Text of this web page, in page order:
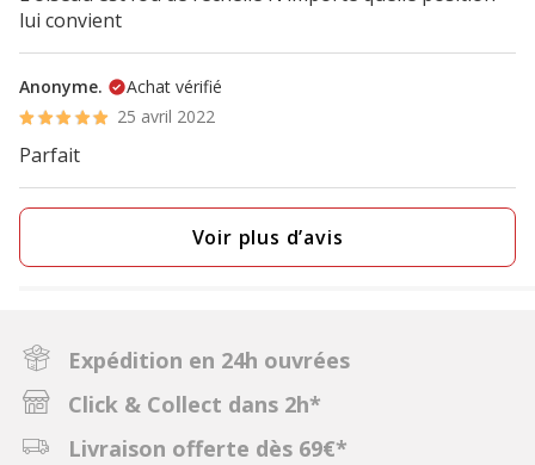
lui convient
Anonyme.
Achat vérifié
25 avril 2022
Parfait
Voir plus d’avis
Expédition en 24h ouvrées
Click & Collect dans 2h*
Livraison offerte dès 69€*